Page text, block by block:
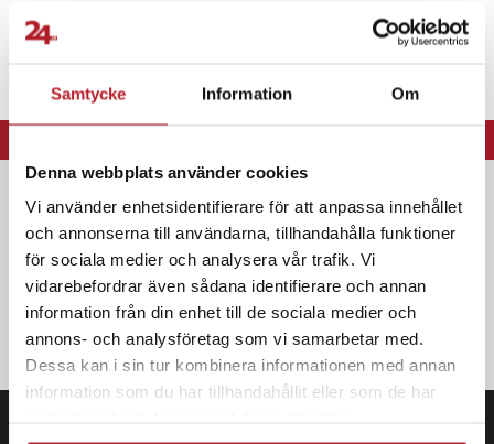
Samtycke Information Om
Denna webbplats använder cookies
Vi använder enhetsidentifierare för att anpassa innehållet
och annonserna till användarna, tillhandahålla funktioner
för sociala medier och analysera vår trafik. Vi
vidarebefordrar även sådana identifierare och annan
information från din enhet till de sociala medier och
annons- och analysföretag som vi samarbetar med.
Dessa kan i sin tur kombinera informationen med annan
information som du har tillhandahållit eller som de har
Nyhetsbrev
Bli den första att få ta del av nyheter, kampanjer och exklusiva
erbjudanden Anmäl dig till vårt nyhetsbrev och SMS-kampanjer.